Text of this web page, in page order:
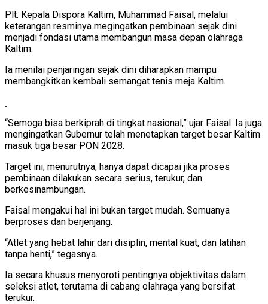
Plt. Kepala Dispora Kaltim, Muhammad Faisal, melalui
keterangan resminya megingatkan pembinaan sejak dini
menjadi fondasi utama membangun masa depan olahraga
Kaltim.
Ia menilai penjaringan sejak dini diharapkan mampu
membangkitkan kembali semangat tenis meja Kaltim.
“Semoga bisa berkiprah di tingkat nasional,” ujar Faisal. Ia juga
mengingatkan Gubernur telah menetapkan target besar Kaltim
masuk tiga besar PON 2028.
Target ini, menurutnya, hanya dapat dicapai jika proses
pembinaan dilakukan secara serius, terukur, dan
berkesinambungan.
Faisal mengakui hal ini bukan target mudah. Semuanya
berproses dan berjenjang.
“Atlet yang hebat lahir dari disiplin, mental kuat, dan latihan
tanpa henti,” tegasnya.
Ia secara khusus menyoroti pentingnya objektivitas dalam
seleksi atlet, terutama di cabang olahraga yang bersifat
terukur.